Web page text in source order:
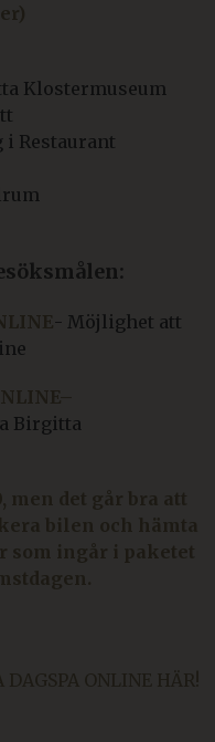
Klostermuseum
Restaurant
- Möjlighet att
–
Birgitta
det går bra att
bilen och hämta
som ingår i paketet
DAGSPA ONLINE HÄR!